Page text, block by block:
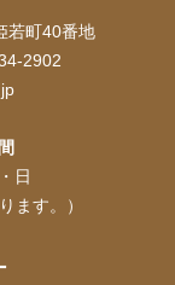
若町40番地
2902
日
ます。）